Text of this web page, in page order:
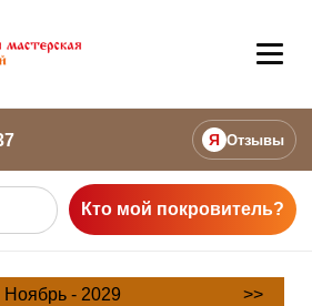
Я Отзывы
Кто мой покровитель?
Ноябрь - 2029
>>